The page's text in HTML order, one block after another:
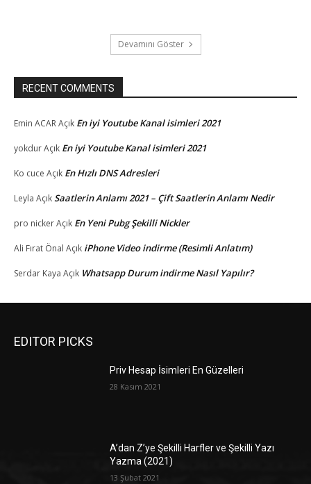
Devamını Göster
RECENT COMMENTS
Emin ACARAçık En iyi Youtube Kanal isimleri 2021
yokdurAçık En iyi Youtube Kanal isimleri 2021
Ko cuce Açık En Hızlı DNS Adresleri
Leyla AçıkSaatlerin Anlamı 2021 – Çift Saatlerin Anlamı Nedir
pro nickerAçık En Yeni Pubg Şekilli Nickler
Ali Fırat Önal Açık iPhone Video indirme (Resimli Anlatım)
Serdar Kaya Açık Whatsapp Durum indirme Nasıl Yapılır?
EDITOR PICKS
Priv Hesap İsimleri En Güzelleri
28 Kasım 2021
A’dan Z’ye Şekilli Harfler ve Şekilli Yazı
Yazma (2021)
13 Şubat 2021